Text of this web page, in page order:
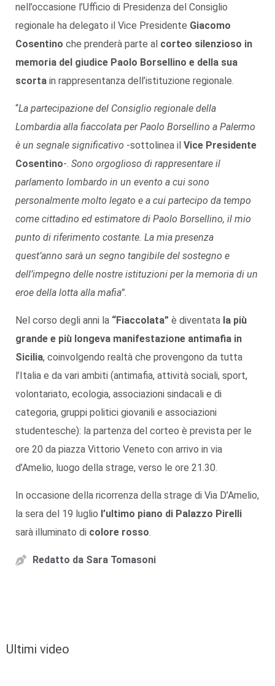
nell’occasione l’Ufficio di Presidenza del Consiglio
regionale ha delegato il Vice Presidente Giacomo
Cosentino che prenderà parte al corteo silenzioso in
memoria del giudice Paolo Borsellino e della sua
scorta in rappresentanza dell’istituzione regionale.
“La partecipazione del Consiglio regionale della
Lombardia alla fiaccolata per Paolo Borsellino a Palermo
è un segnale significativo -sottolinea il Vice Presidente
Cosentino-. Sono orgoglioso di rappresentare il
parlamento lombardo in un evento a cui sono
personalmente molto legato e a cui partecipo da tempo
come cittadino ed estimatore di Paolo Borsellino, il mio
punto di riferimento costante. La mia presenza
quest’anno sarà un segno tangibile del sostegno e
dell’impegno delle nostre istituzioni per la memoria di un
eroe della lotta alla mafia”.
Nel corso degli anni la “Fiaccolata” è diventata la più
grande e più longeva manifestazione antimafia in
Sicilia, coinvolgendo realtà che provengono da tutta
l’Italia e da vari ambiti (antimafia, attività sociali, sport,
volontariato, ecologia, associazioni sindacali e di
categoria, gruppi politici giovanili e associazioni
studentesche): la partenza del corteo è prevista per le
ore 20 da piazza Vittorio Veneto con arrivo in via
d’Amelio, luogo della strage, verso le ore 21.30.
In occasione della ricorrenza della strage di Via D’Amelio,
la sera del 19 luglio l’ultimo piano di Palazzo Pirelli
sarà illuminato di colore rosso.
Redatto da Sara Tomasoni
Ultimi video